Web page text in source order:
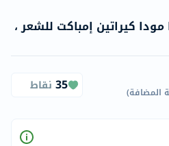
مودا كيراتين إمباكت للشعر ،
المضافة)
35 نقاط